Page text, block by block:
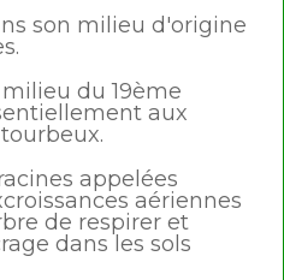
son milieu d'origine
du 19ème
aux
appelées
aériennes
de respirer et
dans les sols